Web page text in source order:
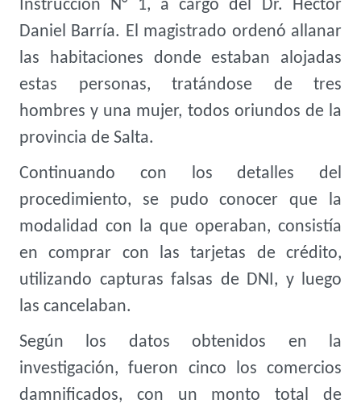
Instrucción N° 1, a cargo del Dr. Héctor
Daniel Barría. El magistrado ordenó allanar
las habitaciones donde estaban alojadas
estas personas, tratándose de tres
hombres y una mujer, todos oriundos de la
provincia de Salta.
Continuando con los detalles del
procedimiento, se pudo conocer que la
modalidad con la que operaban, consistía
en comprar con las tarjetas de crédito,
utilizando capturas falsas de DNI, y luego
las cancelaban.
Según los datos obtenidos en la
investigación, fueron cinco los comercios
damnificados, con un monto total de